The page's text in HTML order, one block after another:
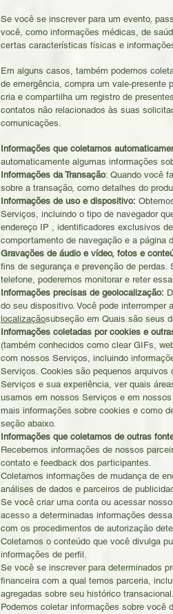
Se você se inscrever para um evento,
você, como informações médicas, de
certas características físicas e
Em alguns casos, também podemos
de emergência, compra um vale-presente
cria e compartilha um registro de
contatos não relacionados às suas
comunicações.
Informações que coletamos
automaticamente algumas informações
Informações da Transação: Quando você
sobre a transação, como detalhes do
Informações de uso e dispositivo:
Serviços, incluindo o tipo de navegador
endereço IP , identificadores exclusivos
comportamento de navegação e a página
Gravações de áudio e vídeo, fotos e
fins de segurança e prevenção de
telefone, poderemos monitorar e reter
Informações precisas de geolocalização:
do seu dispositivo. Você pode
localizaçãosubseção em Quais são seus
Informações coletadas por cookies e
(também conhecidos como clear GIFs,
com nossos Serviços, incluindo
Serviços. Cookies são pequenos
Serviços e sua experiência, ver quais
usamos em nossos Serviços e em
mais informações sobre cookies e como
seção abaixo.
Informações que coletamos de outras
Recebemos informações de nossos
contato e feedback dos participantes.
Coletamos informações de mudança de
análises de dados e parceiros de
Se você criar uma conta ou acessar
acesso a determinadas informações
com os procedimentos de autorização
Coletamos o conteúdo que você divulga
informações de perfil.
Se você se inscrever para determinados
financeira com a qual temos parceria,
agregadas sobre seu histórico transacional.
Podemos coletar informações sobre